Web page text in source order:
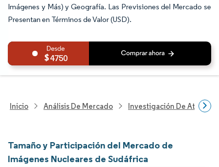
Imágenes y Más) y Geografía. Las Previsiones del Mercado se
Presentan en Términos de Valor (USD).
4750
Inicio Análisis De Mercado Investigación De
Tamaño y Participación del Mercado de
Imágenes Nucleares de Sudáfrica